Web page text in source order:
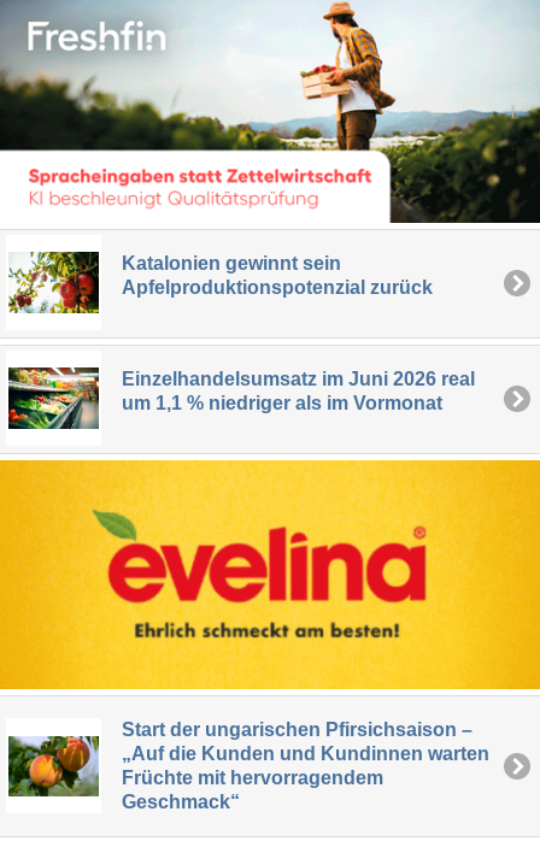
Katalonien gewinnt sein
Apfelproduktionspotenzial zurück
Einzelhandelsumsatz im Juni 2026 real
um 1,1 % niedriger als im Vormonat
Start der ungarischen Pfirsichsaison –
„Auf die Kunden und Kundinnen warten
Früchte mit hervorragendem
Geschmack“